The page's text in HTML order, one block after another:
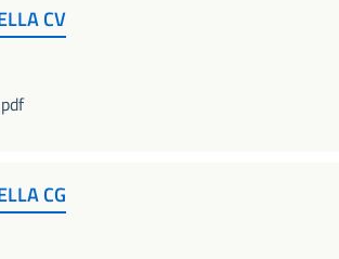
CV
CG